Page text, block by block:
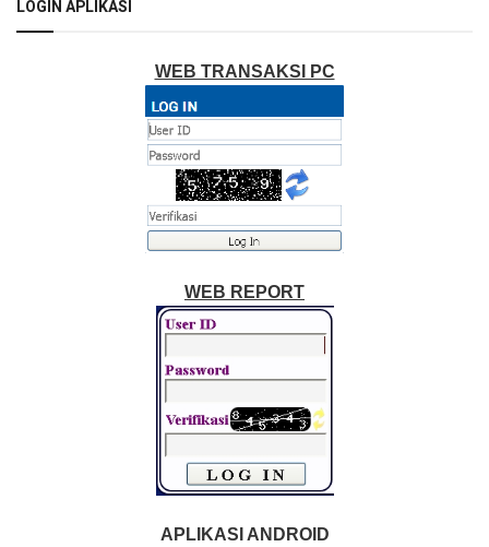
LOGIN APLIKASI
WEB TRANSAKSI PC
WEB REPORT
APLIKASI ANDROID